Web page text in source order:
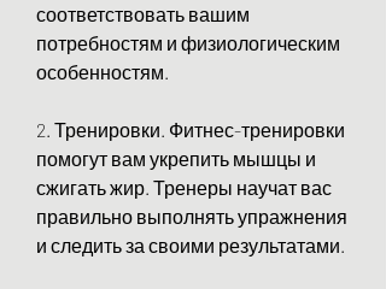
соответствовать вашим
потребностям и физиологическим
особенностям.
2. Тренировки. Фитнес-тренировки
помогут вам укрепить мышцы и
сжигать жир. Тренеры научат вас
правильно выполнять упражнения
и следить за своими результатами.